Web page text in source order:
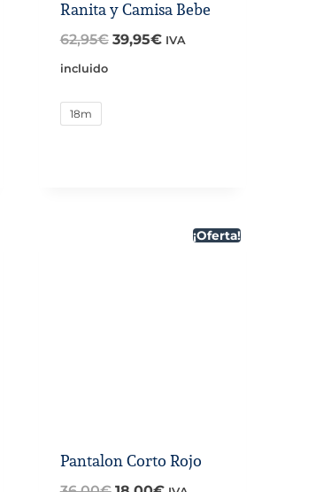
Ranita y Camisa Bebe
62,95€ El
39,95€ElIVA
incluido
18m
¡Oferta!
Pantalon Corto Rojo